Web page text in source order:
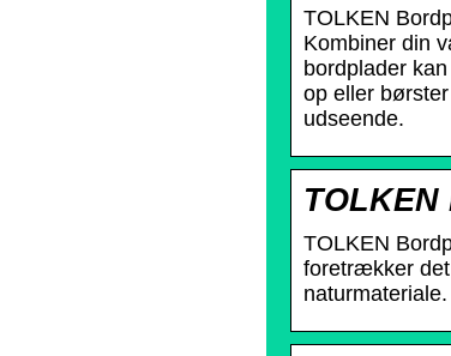
TOLKEN
Kombiner din
bordplader
op eller
udseende.
TOLKEN
foretrækker
naturmateriale.